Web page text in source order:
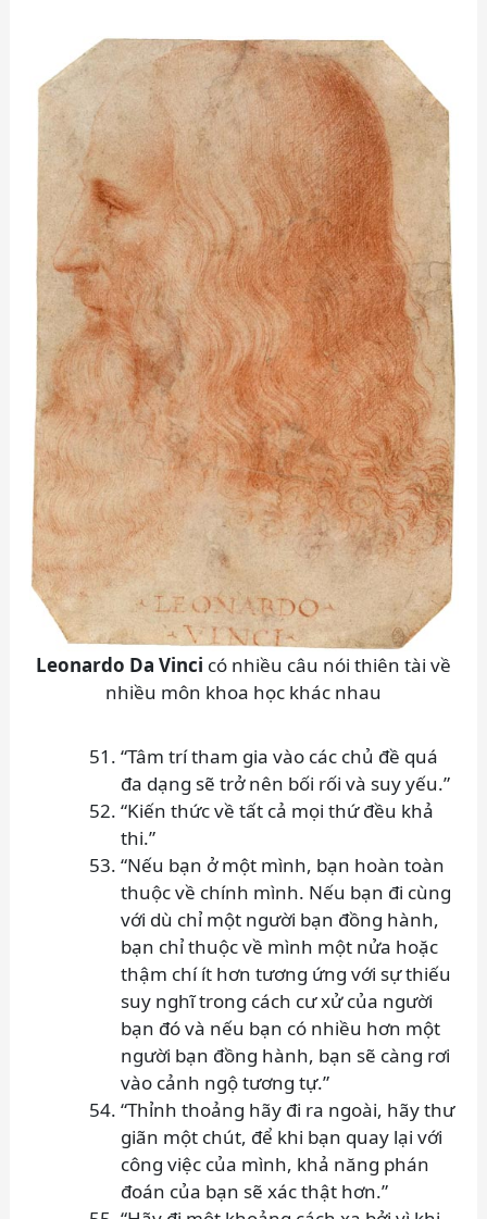
Leonardo Da Vinci có nhiều câu nói thiên tài về
nhiều môn khoa học khác nhau
“Tâm trí tham gia vào các chủ đề quá
đa dạng sẽ trở nên bối rối và suy yếu.”
“Kiến thức về tất cả mọi thứ đều khả
thi.”
“Nếu bạn ở một mình, bạn hoàn toàn
thuộc về chính mình. Nếu bạn đi cùng
với dù chỉ một người bạn đồng hành,
bạn chỉ thuộc về mình một nửa hoặc
thậm chí ít hơn tương ứng với sự thiếu
suy nghĩ trong cách cư xử của người
bạn đó và nếu bạn có nhiều hơn một
người bạn đồng hành, bạn sẽ càng rơi
vào cảnh ngộ tương tự.”
“Thỉnh thoảng hãy đi ra ngoài, hãy thư
giãn một chút, để khi bạn quay lại với
công việc của mình, khả năng phán
đoán của bạn sẽ xác thật hơn.”